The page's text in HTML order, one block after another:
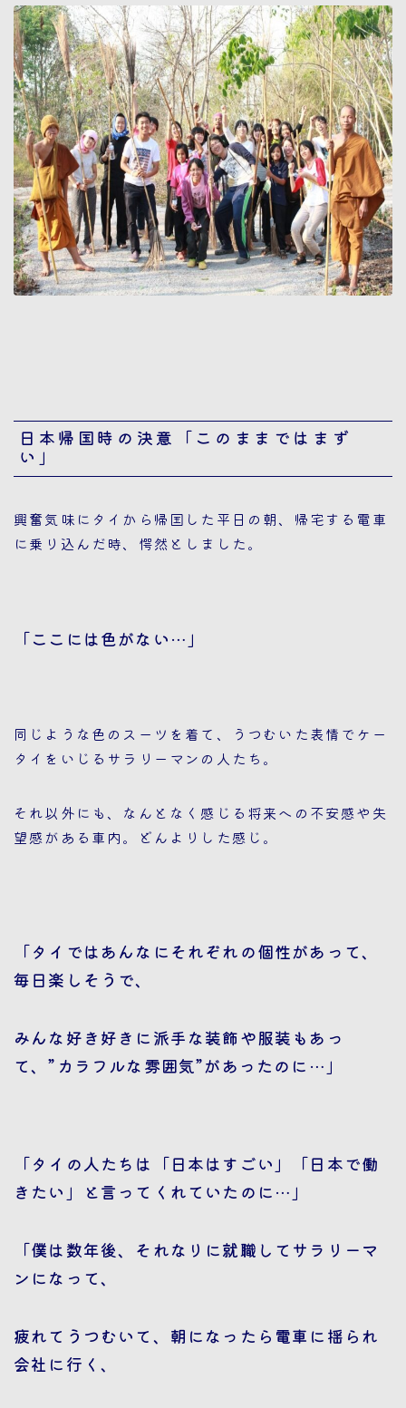
日本帰国時の決意「このままではまず
い」
興奮気味にタイから帰国した平日の朝、帰宅する電車
に乗り込んだ時、愕然としました。
「ここには色がない…」
同じような色のスーツを着て、うつむいた表情でケー
タイをいじるサラリーマンの人たち。
それ以外にも、なんとなく感じる将来への不安感や失
望感がある車内。どんよりした感じ。
「タイではあんなにそれぞれの個性があって、
毎日楽しそうで、
みんな好き好きに派手な装飾や服装もあっ
て、”カラフルな雰囲気”があったのに…」
「タイの人たちは「日本はすごい」「日本で働
きたい」と言ってくれていたのに…」
「僕は数年後、それなりに就職してサラリーマ
ンになって、
疲れてうつむいて、朝になったら電車に揺られ
会社に行く、